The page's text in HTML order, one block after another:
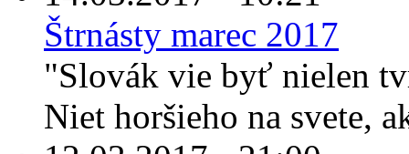
Štrnásty marec 2017
"Slovák vie byť nielen
Niet horšieho na svete,